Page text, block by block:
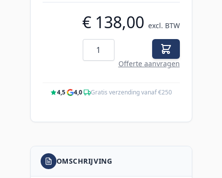
€ 138,00 excl. BTW
Aantal
Offerte aanvragen
4,5· 4,0· Gratis verzending vanaf €250
OMSCHRIJVING